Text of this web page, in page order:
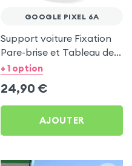
GOOGLE PIXEL 6A
Support voiture Fixation
Pare-brise et Tableau de
bord pour Google Pixel 6a
+ 1 option
24,90 €
AJOUTER